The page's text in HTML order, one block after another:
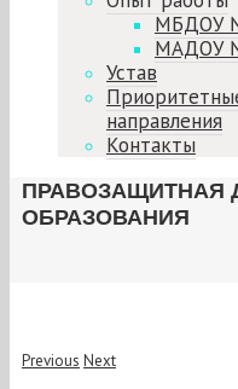
МБДОУ
МАДОУ
Устав
направления
Контакты
ПРАВОЗАЩИТНАЯ
ОБРАЗОВАНИЯ
Previous Next